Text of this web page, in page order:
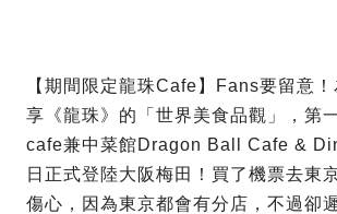
【期間限定龍珠Cafe】Fans要留意
享《龍珠》的「世界美食品觀」，第
cafe兼中菜館Dragon Ball Cafe &
日正式登陸大阪梅田！買了機票去東
傷心，因為東京都會有分店，不過卻